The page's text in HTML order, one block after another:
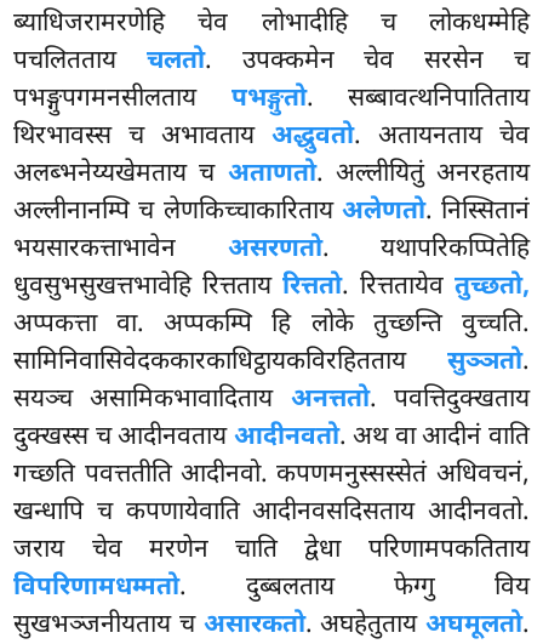
ब्याधिजरामरणेहि चेव लोभादीहि च लोकधम्मेहि
पचलितताय चलतो. उपक्कमेन चेव सरसेन च
पभङ्गुपगमनसीलताय पभङ्गुतो. सब्बावत्थनिपातिताय
थिरभावस्स च अभावताय अद्धुवतो. अतायनताय चेव
अलब्भनेय्यखेमताय च अताणतो. अल्लीयितुं अनरहताय
अल्लीनानम्पि च लेणकिच्चाकारिताय अलेणतो. निस्सितानं
भयसारकत्ताभावेन असरणतो. यथापरिकप्पितेहि
धुवसुभसुखत्तभावेहि रित्तताय रित्ततो. रित्ततायेव तुच्छतो,
अप्पकत्ता वा. अप्पकम्पि हि लोके तुच्छन्ति वुच्चति.
सामिनिवासिवेदककारकाधिट्ठायकविरहितताय सुञ्ञतो.
सयञ्च असामिकभावादिताय अनत्ततो. पवत्तिदुक्खताय
दुक्खस्स च आदीनवतायआदीनवतो. अथ वा आदीनं वाति
गच्छति पवत्ततीति आदीनवो. कपणमनुस्सस्सेतं अधिवचनं,
खन्धापि च कपणायेवाति आदीनवसदिसताय आदीनवतो.
जराय चेव मरणेन चाति द्वेधा परिणामपकतिताय
विपरिणामधम्मतो. दुब्बलताय फेग्गु विय
सुखभञ्जनीयताय च असारकतो. अघहेतुताय अघमूलतो.